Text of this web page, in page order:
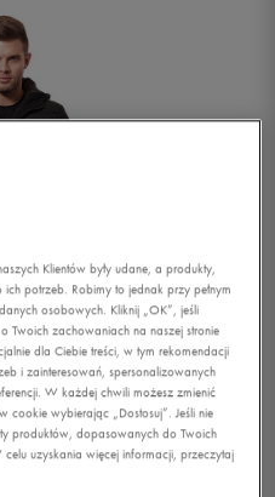
Klientów były udane, a produkty,
potrzeb. Robimy to jednak przy pełnym
osobowych. Kliknij „OK”, jeśli
Twoich zachowaniach na naszej stronie
dla Ciebie treści, w tym rekomendacji
i zainteresowań, spersonalizowanych
W każdej chwili możesz zmienić
cookie wybierając „Dostosuj”. Jeśli nie
produktów, dopasowanych do Twoich
uzyskania więcej informacji, przeczytaj